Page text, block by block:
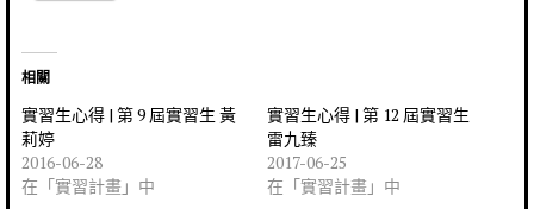
相關
實習生心得 | 第 9 屆實習生 黃
莉婷
2016-06-28
在「實習計畫」中
實習生心得 | 第 12 屆實習生
雷九臻
2017-06-25
在「實習計畫」中